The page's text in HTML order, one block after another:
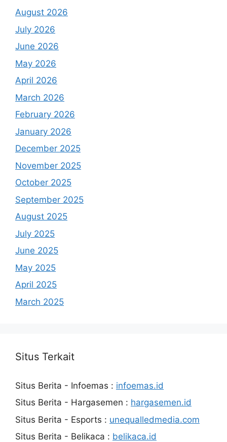
August 2026
July 2026
June 2026
May 2026
April 2026
March 2026
February 2026
January 2026
December 2025
November 2025
October 2025
September 2025
August 2025
July 2025
June 2025
May 2025
April 2025
March 2025
Situs Terkait
Situs Berita - Infoemas : infoemas.id
Situs Berita - Hargasemen : hargasemen.id
Situs Berita - Esports : unequalledmedia.com
Situs Berita - Belikaca : belikaca.id